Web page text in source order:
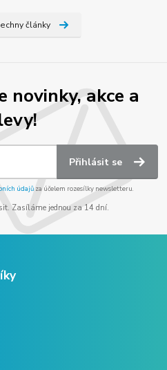
články
novinky, akce a
Přihlásit se
údajůza účelem rozesílky newsletteru.
Zasíláme jednou za 14 dní.